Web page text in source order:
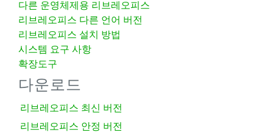
다른 운영체제용 리브레오피스
리브레오피스 다른 언어 버전
리브레오피스 설치 방법
시스템 요구 사항
확장도구
다운로드
리브레오피스 최신 버전
리브레오피스 안정 버전